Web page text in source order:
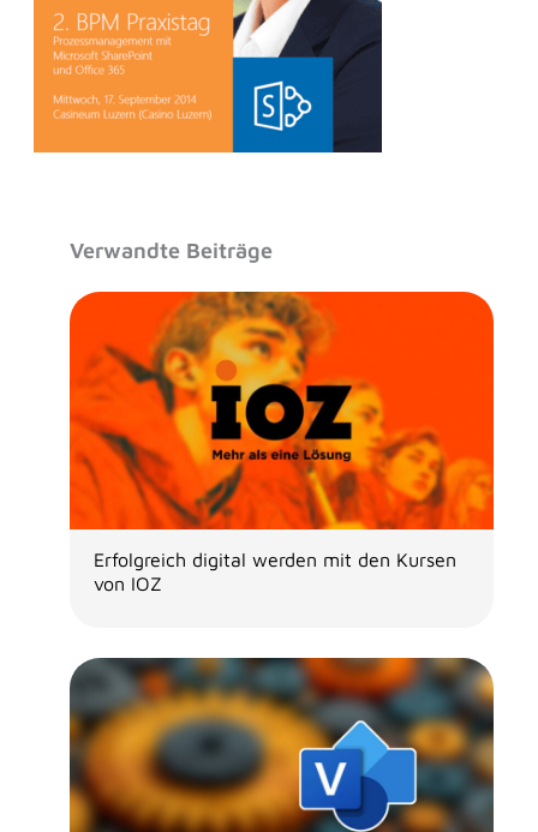
Verwandte Beiträge
Erfolgreich digital werden mit den Kursen
von IOZ